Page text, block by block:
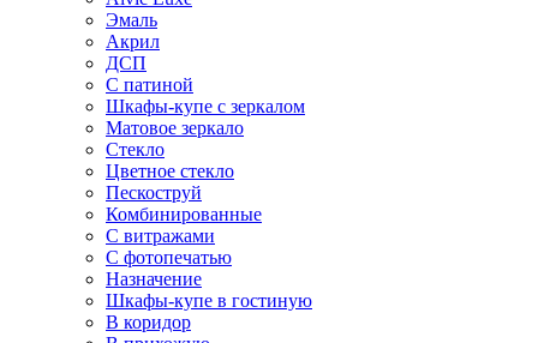
Эмаль
Акрил
ДСП
С патиной
Шкафы-купе с зеркалом
Матовое зеркало
Стекло
Цветное стекло
Пескоструй
Комбинированные
С витражами
С фотопечатью
Назначение
Шкафы-купе в гостиную
В коридор